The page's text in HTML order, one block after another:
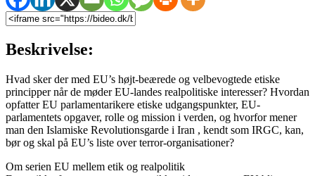
Beskrivelse:
Hvad sker der med EU’s højt-beærede og velbevogtede etiske
principper når de møder EU-landes realpolitiske interesser? Hvordan
opfatter EU parlamentarikere etiske udgangspunkter, EU-
parlamentets opgaver, rolle og mission i verden, og hvorfor mener
man den Islamiske Revolutionsgarde i Iran , kendt som IRGC, kan,
bør og skal på EU’s liste over terror-organisationer?
Om serien EU mellem etik og realpolitik